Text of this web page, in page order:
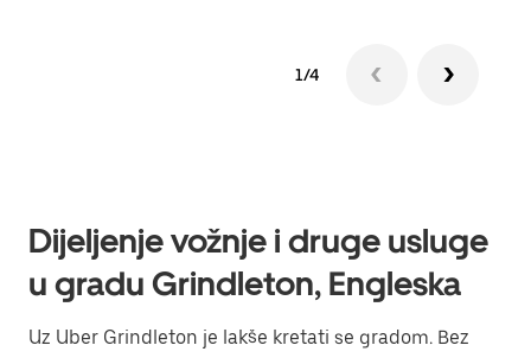
1/4
Dijeljenje vožnje i druge usluge
u gradu Grindleton, Engleska
Uz Uber Grindleton je lakše kretati se gradom. Bez